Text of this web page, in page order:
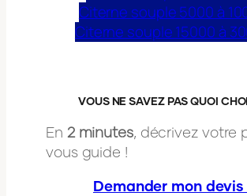
Citerne souple 5000 à
Citerne souple 15000 à
VOUS NE SAVEZ PAS QUOI
En 2 minutes, décrivez votre
vous guide !
Demander mon